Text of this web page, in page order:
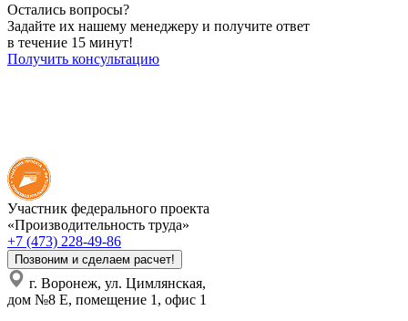
Остались вопросы?
Задайте их нашему менеджеру и получите ответ
в течение 15 минут!
Получить консультацию
Участник федерального проекта
«Производительность труда»
+7 (473) 228-49-86
Позвоним и сделаем расчет!
г. Воронеж, ул. Цимлянская,
дом №8 Е, помещение 1, офис 1